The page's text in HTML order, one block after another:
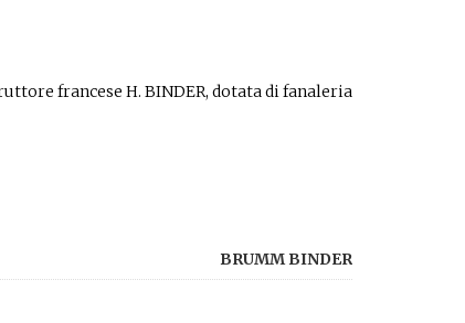
francese H. BINDER, dotata di fanaleria
BRUMM BINDER